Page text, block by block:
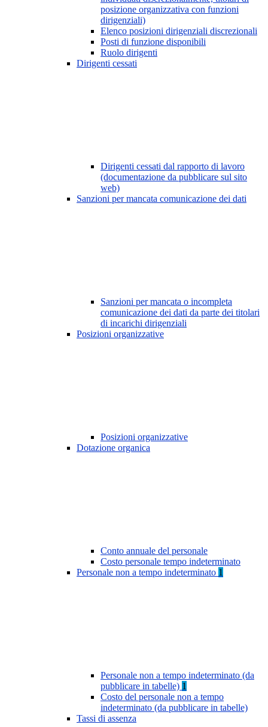
posizione organizzativa con funzioni
dirigenziali)
Elenco posizioni dirigenziali discrezionali
Posti di funzione disponibili
Ruolo dirigenti
Dirigenti cessati
Dirigenti cessati dal rapporto di lavoro
(documentazione da pubblicare sul sito
web)
Sanzioni per mancata comunicazione dei dati
Sanzioni per mancata o incompleta
comunicazione dei dati da parte dei titolari
di incarichi dirigenziali
Posizioni organizzative
Posizioni organizzative
Dotazione organica
Conto annuale del personale
Costo personale tempo indeterminato
Personale non a tempo indeterminato 1
Personale non a tempo indeterminato (da
pubblicare in tabelle) 1
Costo del personale non a tempo
indeterminato (da pubblicare in tabelle)
Tassi di assenza